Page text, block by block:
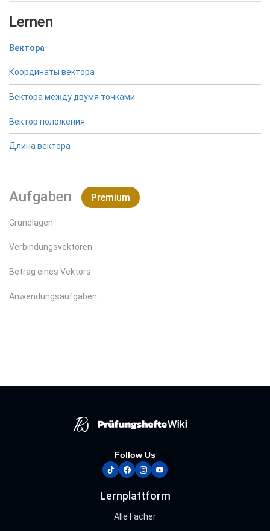
Lernen
Вектора
Координаты вектора
Вектора между двумя точками
Вектор положения
Длина вектора
Aufgaben Premium
Grundlagen
Verbindungsvektoren
Betrag eines Vektors
Anwendungsaufgaben
Follow Us
tiktokfacebook
instagram
youtube
Lernplattform
Alle Fächer